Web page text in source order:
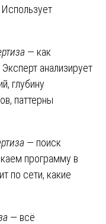
— как
анализирует
глубину
паттерны
— поиск
программу в
по сети, какие
— всё